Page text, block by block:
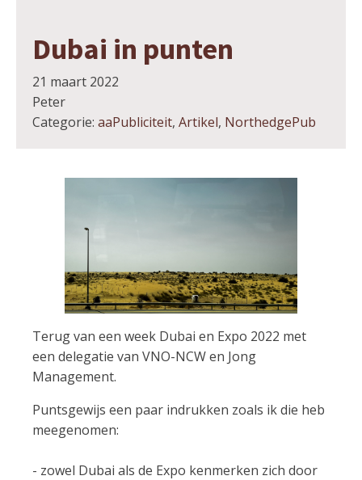
Dubai in punten
21 maart 2022
Peter
Categorie: aaPubliciteit, Artikel, NorthedgePub
Terug van een week Dubai en Expo 2022 met
een delegatie van VNO-NCW en Jong
Management.
Puntsgewijs een paar indrukken zoals ik die heb
meegenomen:
- zowel Dubai als de Expo kenmerken zich door